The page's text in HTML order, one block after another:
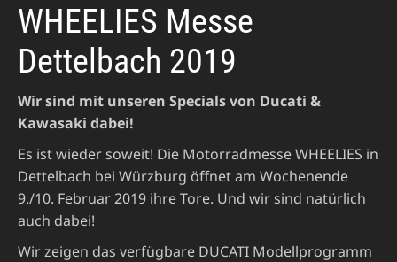
WHEELIES Messe
Dettelbach 2019
Wir sind mit unseren Specials von Ducati &
Kawasaki dabei!
Es ist wieder soweit! Die Motorradmesse WHEELIES in
Dettelbach bei Würzburg öffnet am Wochenende
9./10. Februar 2019 ihre Tore. Und wir sind natürlich
auch dabei!
Wir zeigen das verfügbare DUCATI Modellprogramm